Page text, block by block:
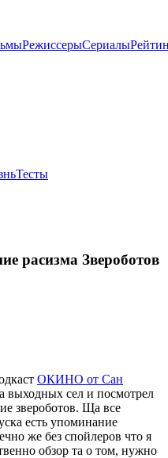
РежиссерыСериалы
Тесты
расизма Звероботов
ОКИНО от Сан
выходных сел и посмотрел
звероботов. Ща все
есть упоминание
же без спойлеров что я
обзор та о том, нужно